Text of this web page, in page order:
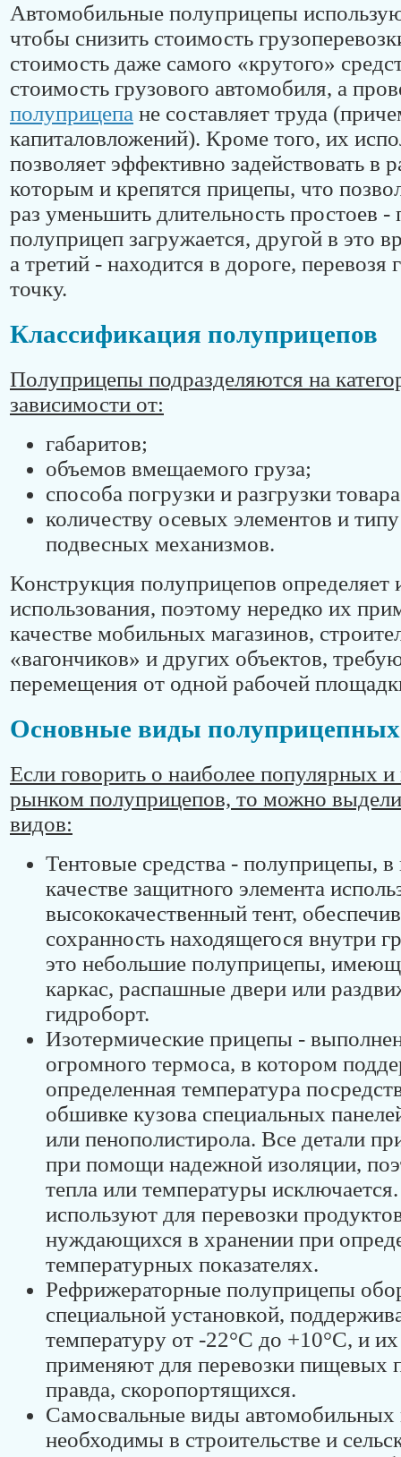
Автомобильные полуприцепы
чтобы снизить стоимость
стоимость даже самого «крутого»
стоимость грузового автомобиля, а
полуприцепа не составляет труда
капиталовложений). Кроме того, их
позволяет эффективно задействовать в
которым и крепятся прицепы, что
раз уменьшить длительность простоев -
полуприцеп загружается, другой в это
а третий - находится в дороге, перевозя
точку.
Классификация полуприцепов
Полуприцепы подразделяются на
зависимости от:
габаритов;
объемов вмещаемого груза;
способа погрузки и разгрузки
количеству осевых элементов и
подвесных механизмов.
Конструкция полуприцепов определяет
использования, поэтому нередко их
качестве мобильных магазинов,
«вагончиков» и других объектов,
перемещения от одной рабочей
Основные виды
Если говорить о наиболее популярных
рынком полуприцепов, то можно
видов:
Тентовые средства - полуприцепы,
качестве защитного элемента
высококачественный тент,
сохранность находящегося внутри
это небольшие полуприцепы,
каркас, распашные двери или
гидроборт.
Изотермические прицепы -
огромного термоса, в котором
определенная температура
обшивке кузова специальных
или пенополистирола. Все детали
при помощи надежной изоляции,
тепла или температуры
используют для перевозки
нуждающихся в хранении при
температурных показателях.
Рефрижераторные полуприцепы
специальной установкой,
температуру от -22°С до +10°С, и
применяют для перевозки пищевых
правда, скоропортящихся.
Самосвальные виды автомобильных
необходимы в строительстве и